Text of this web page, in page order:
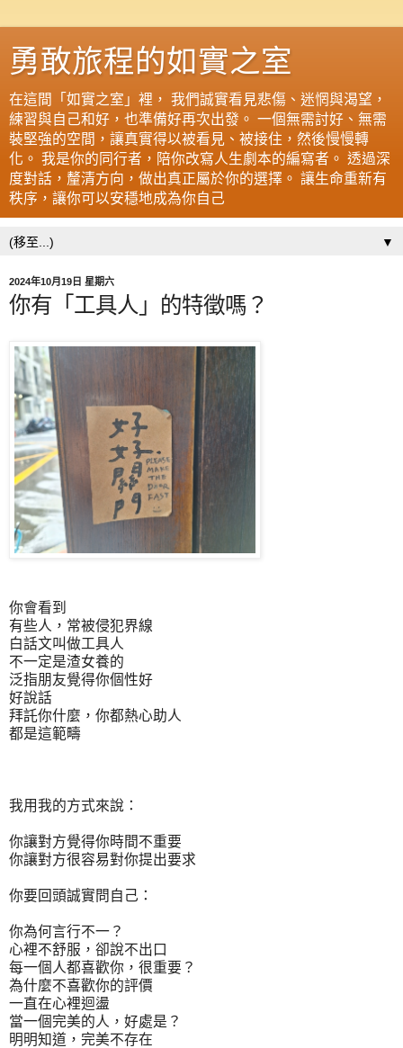
勇敢旅程的如實之室
在這間「如實之室」裡， 我們誠實看見悲傷、迷惘與渴望，
練習與自己和好，也準備好再次出發。 一個無需討好、無需
裝堅強的空間，讓真實得以被看見、被接住，然後慢慢轉
化。 我是你的同行者，陪你改寫人生劇本的編寫者。 透過深
度對話，釐清方向，做出真正屬於你的選擇。 讓生命重新有
秩序，讓你可以安穩地成為你自己
▼
2024年10月19日 星期六
你有「工具人」的特徵嗎？
你會看到
有些人，常被侵犯界線
白話文叫做工具人
不一定是渣女養的
泛指朋友覺得你個性好
好說話
拜託你什麼，你都熱心助人
都是這範疇
我用我的方式來說：
你讓對方覺得你時間不重要
你讓對方很容易對你提出要求
你要回頭誠實問自己：
你為何言行不一？
心裡不舒服，卻說不出口
每一個人都喜歡你，很重要？
為什麼不喜歡你的評價
一直在心裡迴盪
當一個完美的人，好處是？
明明知道，完美不存在